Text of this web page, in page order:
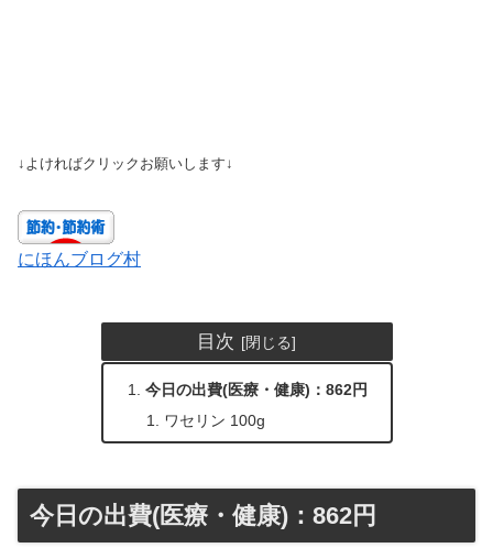
↓よければクリックお願いします↓
にほんブログ村
目次
今日の出費(医療・健康)：862円
ワセリン 100g
今日の出費(医療・健康)：862円